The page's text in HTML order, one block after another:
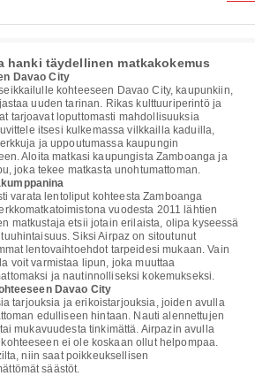
hanki täydellinen matkakokemus
Davao City
kohteeseen Davao City, kaupunkiin,
uuden tarinan. Rikas kulttuuriperintö ja
tarjoavat loputtomasti mahdollisuuksia
itsesi kulkemassa vilkkailla kaduilla,
ja uppoutumassa kaupungin
Aloita matkasi kaupungista Zamboanga ja
joka tekee matkasta unohtumattoman.
varata lentoliput kohteesta Zamboanga
vuodesta 2011 lähtien
matkustaja etsii jotain erilaista, olipa kyseessä
Siksi Airpaz on sitoutunut
lentovaihtoehdot tarpeidesi mukaan. Vain
voit varmistaa lipun, joka muuttaa
ja nautinnolliseksi kokemukseksi.
Davao City
tarjouksia ja erikoistarjouksia, joiden avulla
edulliseen hintaan. Nauti alennettujen
mukavuudesta tinkimättä. Airpazin avulla
ei ole koskaan ollut helpompaa.
niin saat poikkeuksellisen
säästöt.